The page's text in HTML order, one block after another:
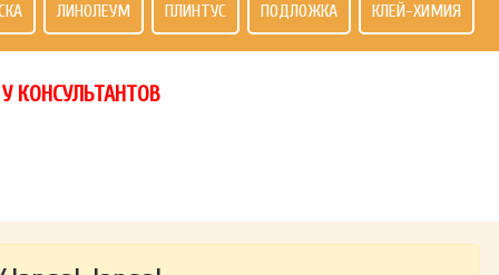
ЛИНОЛЕУМ ПЛИНТУС ПОДЛОЖКА КЛЕЙ-ХИМИЯ
КОНСУЛЬТАНТОВ